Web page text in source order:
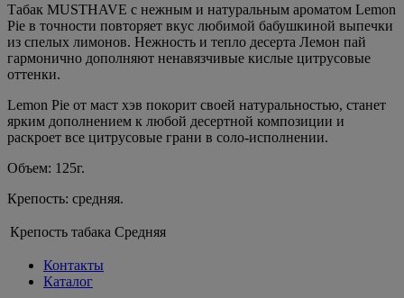
Табак MUSTHAVE с нежным и натуральным ароматом Lemon
Pie в точности повторяет вкус любимой бабушкиной выпечки
из спелых лимонов. Нежность и тепло десерта Лемон пай
гармонично дополняют ненавязчивые кислые цитрусовые
оттенки.
Lemon Pie от маст хэв покорит своей натуральностью, станет
ярким дополнением к любой десертной композиции и
раскроет все цитрусовые грани в соло-исполнении.
Объем: 125г.
Крепость: средняя.
Крепость табака Средняя
Контакты
Каталог